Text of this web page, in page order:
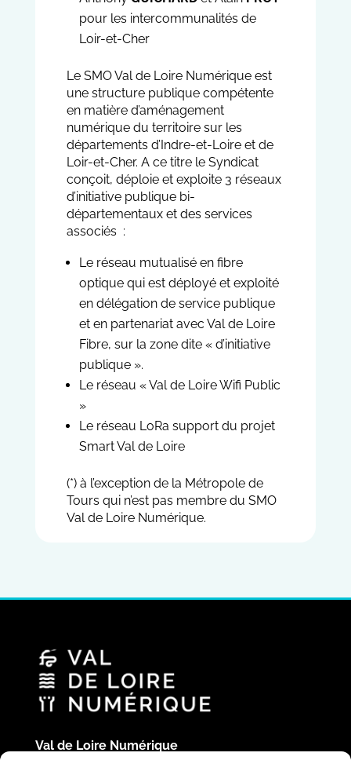
pour les intercommunalités de
Loir-et-Cher
Le SMO Val de Loire Numérique est
une structure publique compétente
en matière d’aménagement
numérique du territoire sur les
départements d’Indre-et-Loire et de
Loir-et-Cher. A ce titre le Syndicat
conçoit, déploie et exploite 3 réseaux
d’initiative publique bi-
départementaux et des services
associés :
Le réseau mutualisé en fibre
optique qui est déployé et exploité
en délégation de service publique
et en partenariat avec Val de Loire
Fibre, sur la zone dite « d’initiative
publique ».
Le réseau « Val de Loire Wifi Public
»
Le réseau LoRa support du projet
Smart Val de Loire
(*) à l’exception de la Métropole de
Tours qui n’est pas membre du SMO
Val de Loire Numérique.
Val de Loire Numérique